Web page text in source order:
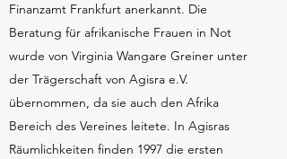
Finanzamt Frankfurt anerkannt. Die
Beratung für afrikanische Frauen in Not
wurde von Virginia Wangare Greiner unter
der Trägerschaft von Agisra e.V.
übernommen, da sie auch den Afrika
Bereich des Vereines leitete. In Agisras
Räumlichkeiten finden 1997 die ersten